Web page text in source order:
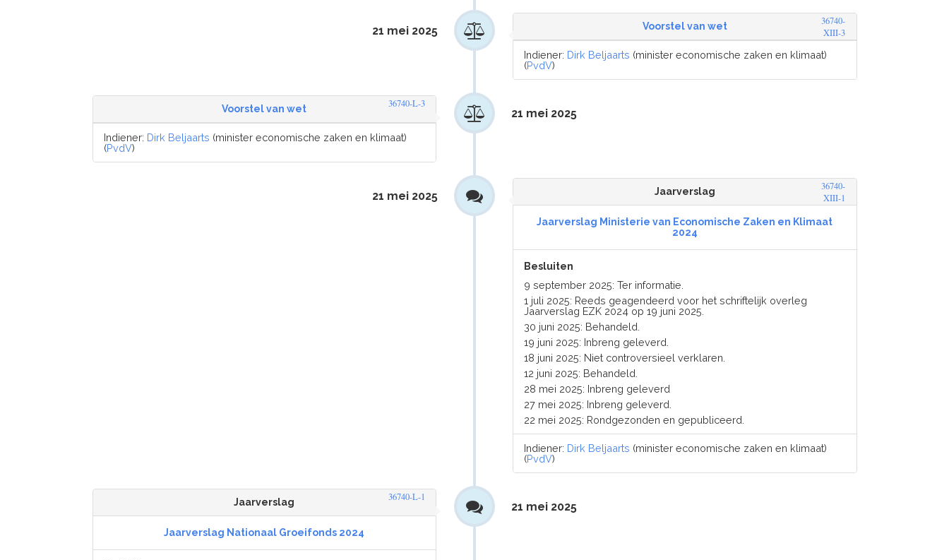
Voorstel van wet
36740-
XIII-3
Indiener: Dirk Beljaarts (minister economische zaken en klimaat)
(PvdV)
21 mei 2025
Voorstel van wet 36740-L-3
Indiener: Dirk Beljaarts (minister economische zaken en klimaat)
(PvdV)
21 mei 2025
Jaarverslag
36740-
XIII-1
Jaarverslag Ministerie van Economische Zaken en Klimaat
2024
Besluiten
9 september 2025: Ter informatie.
1 juli 2025: Reeds geagendeerd voor het schriftelijk overleg
Jaarverslag EZK 2024 op 19 juni 2025.
30 juni 2025: Behandeld.
19 juni 2025: Inbreng geleverd.
18 juni 2025: Niet controversieel verklaren.
12 juni 2025: Behandeld.
28 mei 2025: Inbreng geleverd
27 mei 2025: Inbreng geleverd.
22 mei 2025: Rondgezonden en gepubliceerd.
Indiener: Dirk Beljaarts (minister economische zaken en klimaat)
(PvdV)
21 mei 2025
Jaarverslag 36740-L-1
Jaarverslag Nationaal Groeifonds 2024
21 mei 2025